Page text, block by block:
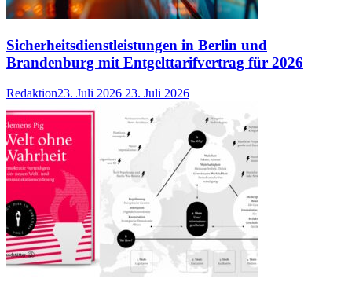
Sicherheitsdienstleistungen in Berlin und
Brandenburg mit Entgelttarifvertrag für 2026
Redaktion23. Juli 2026 23. Juli 2026